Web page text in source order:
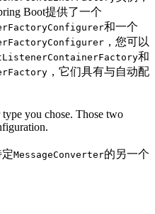
Boot提供了一个
和一个
，您可以
和
，它们具有与自动配
you chose. Those two
MessageConverter的另一个